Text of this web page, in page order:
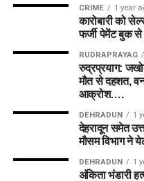
CRIME 1 year
कारोबारी को
फर्जी पेमेंट बुक से
RUDRAPRAYAG
रुद्रप्रयाग:
मौत से दहशत,
आक्रोश….
DEHRADUN 1
देहरादून समेत
मौसम विभाग ने
DEHRADUN 1
अंकिता भंडारी